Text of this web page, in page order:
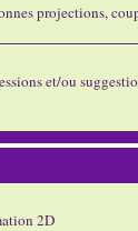
projections,
et/ou
2D